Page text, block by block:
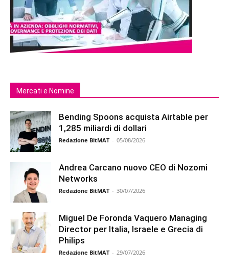
Mercati e Nomine
Bending Spoons acquista Airtable per
1,285 miliardi di dollari
Redazione BitMAT - 05/08/2026
Andrea Carcano nuovo CEO di Nozomi
Networks
Redazione BitMAT - 30/07/2026
Miguel De Foronda Vaquero Managing
Director per Italia, Israele e Grecia di
Philips
Redazione BitMAT - 29/07/2026